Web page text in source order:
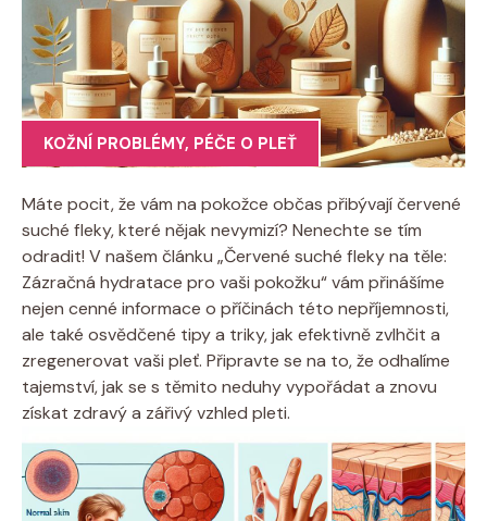
KOŽNÍ PROBLÉMY, PÉČE O PLEŤ
Máte pocit, že vám na pokožce občas přibývají červené
suché fleky, které nějak nevymizí? Nenechte se tím
odradit! V našem článku „Červené suché fleky na těle:
Zázračná hydratace pro vaši pokožku“ vám přinášíme
nejen cenné informace o příčinách této nepříjemnosti,
ale také osvědčené tipy a triky, jak efektivně zvlhčit a
zregenerovat vaši pleť. Připravte se na to, že odhalíme
tajemství, jak se s těmito neduhy vypořádat a znovu
získat zdravý a zářivý vzhled pleti.